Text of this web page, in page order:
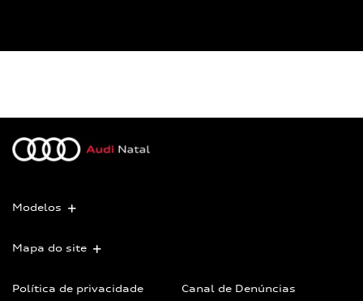
Modelos
Mapa do site
Política de privacidade Canal de Denúncias